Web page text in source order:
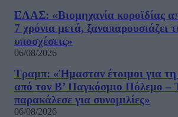
ΕΛΑΣ: «Βιομηχανία κοροϊδίας
7 χρόνια μετά, ξαναπαρουσιάζει
υποσχέσεις»
06/08/2026
Τραμπ: «Ήμασταν έτοιμοι για τη
από τον Β’ Παγκόσμιο Πόλεμο –
παρακάλεσε για συνομιλίες»
06/08/2026